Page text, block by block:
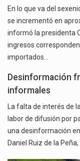
En lo que va del
se incrementó en
informó la presidenta
ingresos
importados…
Desinformación
informales
La falta de interés de
labor de difusión por
una desinformación
Daniel Ruiz de la